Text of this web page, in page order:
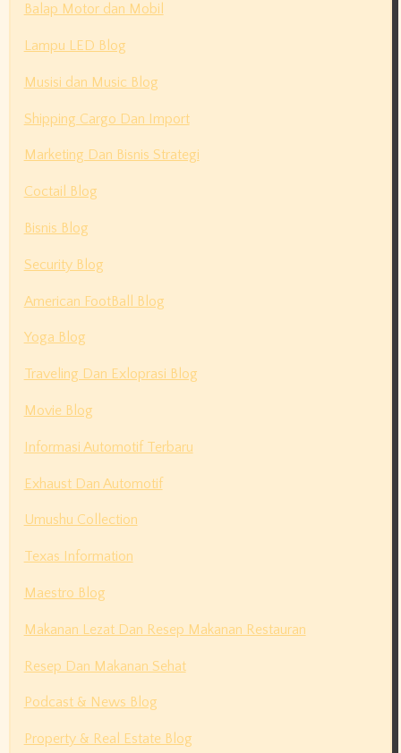
Balap Motor dan Mobil
Lampu LED Blog
Musisi dan Music Blog
Shipping Cargo Dan Import
Marketing Dan Bisnis Strategi
Coctail Blog
Bisnis Blog
Security Blog
American FootBall Blog
Yoga Blog
Traveling Dan Exloprasi Blog
Movie Blog
Informasi Automotif Terbaru
Exhaust Dan Automotif
Umushu Collection
Texas Information
Maestro Blog
Makanan Lezat Dan Resep Makanan Restauran
Resep Dan Makanan Sehat
Podcast & News Blog
Property & Real Estate Blog